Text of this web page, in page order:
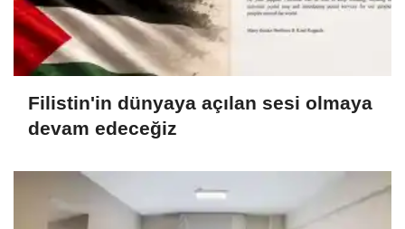
Filistin'in dünyaya açılan sesi olmaya
devam edeceğiz